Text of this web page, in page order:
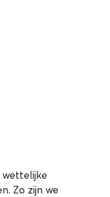
Zo zijn we